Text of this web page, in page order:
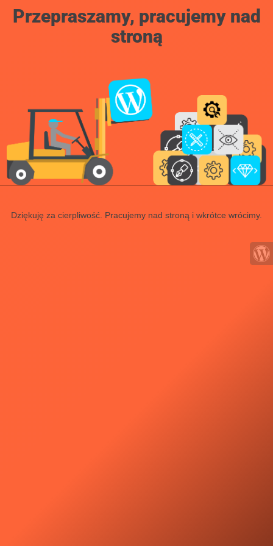
Przepraszamy, pracujemy nad
stroną
Dziękuję za cierpliwość. Pracujemy nad stroną i wkrótce wrócimy.